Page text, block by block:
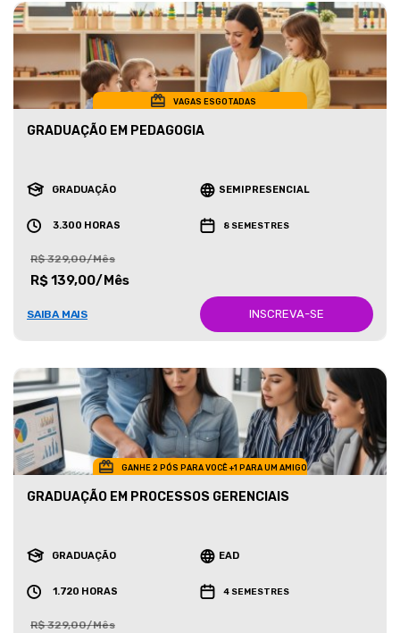
VAGAS ESGOTADAS
GRADUAÇÃO EM PEDAGOGIA
GRADUAÇÃO SEMIPRESENCIAL
3.300 HORAS 8 SEMESTRES
R$ 329,00/Mês
R$ 139,00/Mês
SAIBA MAIS INSCREVA-SE
GANHE 2 PÓS PARA VOCÊ +1 PARA UM AMIGO
GRADUAÇÃO EM PROCESSOS GERENCIAIS
GRADUAÇÃO EAD
1.720 HORAS 4 SEMESTRES
R$ 329,00/Mês